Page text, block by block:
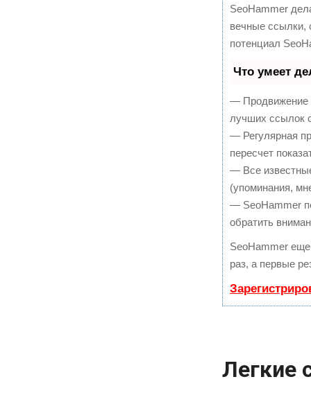
SeoHammer
вечные ссылки,
потенциал
Что умеет
— Продвижение
лучших ссылок
— Регулярная
пересчет
— Все
(упоминания,
— SeoHammer
обратить
SeoHammer
раз, а первые
Легкие